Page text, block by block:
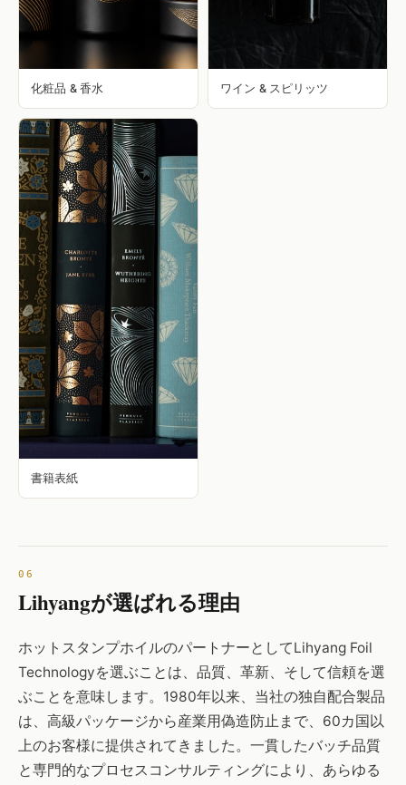
化粧品 & 香水 ワイン & スピリッツ
書籍表紙
Lihyangが選ばれる理由
ホットスタンプホイルのパートナーとしてLihyang Foil
Technologyを選ぶことは、品質、革新、そして信頼を選
ぶことを意味します。1980年以来、当社の独自配合製品
は、高級パッケージから産業用偽造防止まで、60カ国以
上のお客様に提供されてきました。一貫したバッチ品質
と専門的なプロセスコンサルティングにより、あらゆる